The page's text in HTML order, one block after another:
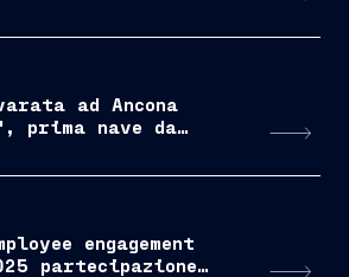
ad Ancona
prima nave da
engagement
partecipazione